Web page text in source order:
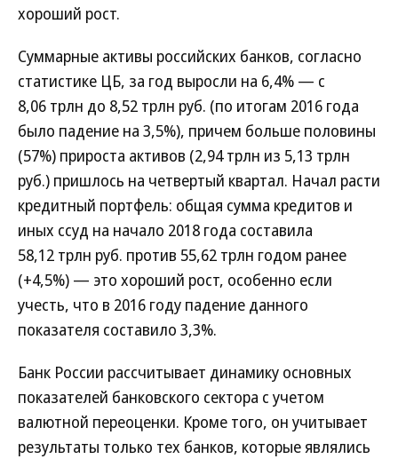
хороший рост.
Суммарные активы российских банков, согласно
статистике ЦБ, за год выросли на 6,4% — с
8,06 трлн до 8,52 трлн руб. (по итогам 2016 года
было падение на 3,5%), причем больше половины
(57%) прироста активов (2,94 трлн из 5,13 трлн
руб.) пришлось на четвертый квартал. Начал расти
кредитный портфель: общая сумма кредитов и
иных ссуд на начало 2018 года составила
58,12 трлн руб. против 55,62 трлн годом ранее
(+4,5%) — это хороший рост, особенно если
учесть, что в 2016 году падение данного
показателя составило 3,3%.
Банк России рассчитывает динамику основных
показателей банковского сектора с учетом
валютной переоценки. Кроме того, он учитывает
результаты только тех банков, которые являлись